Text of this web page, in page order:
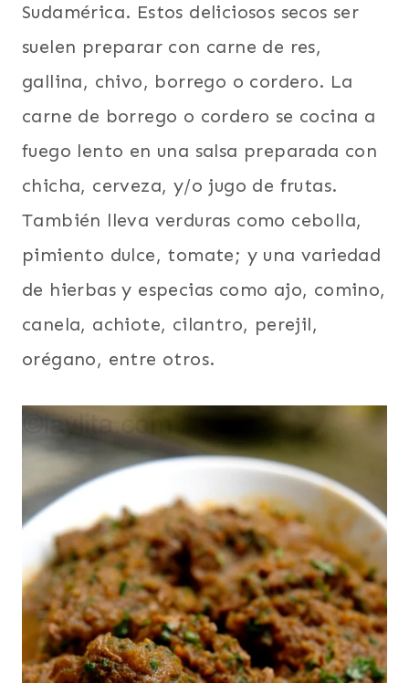
Sudamérica. Estos deliciosos secos ser
suelen preparar con carne de res,
gallina, chivo, borrego o cordero. La
carne de borrego o cordero se cocina a
fuego lento en una salsa preparada con
chicha, cerveza, y/o jugo de frutas.
También lleva verduras como cebolla,
pimiento dulce, tomate; y una variedad
de hierbas y especias como ajo, comino,
canela, achiote, cilantro, perejil,
orégano, entre otros.